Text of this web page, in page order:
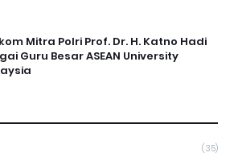
Mitra Polri Prof. Dr. H. Katno Hadi
Guru Besar ASEAN University
(35)